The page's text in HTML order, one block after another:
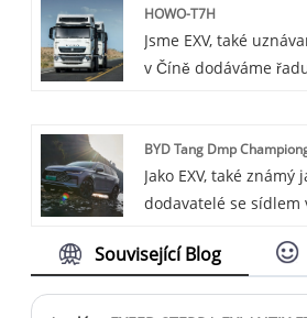
systému řízení
obytné a komerční
Management System
obytných a
Dokáže
zpracovávat
nákladů.
HOWO-T7H
Jsme EXV, také
v Číně dodáváme
vozidel v rámci China
Duty Truck (CNHTC),
výkon a jízdní
BYD Tang Dmp
Jako EXV, také
dodavatelé se sídlem
BYD Tang Dmp
Související Blog